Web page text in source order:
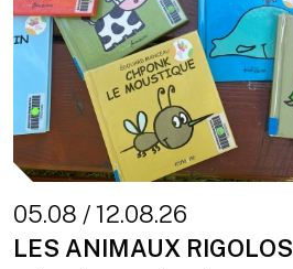
05.08 / 12.08.26
LES ANIMAUX RIGOLOS